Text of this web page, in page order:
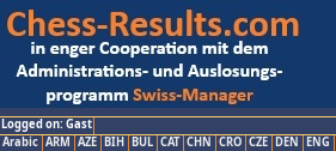
Logged on: Gast
Arabic ARM AZE BIH BUL CAT CHN CRO CZE DEN ENG